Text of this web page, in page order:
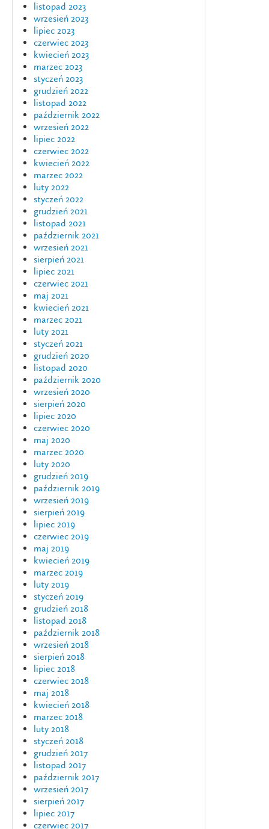
listopad 2023
wrzesień 2023
lipiec 2023
czerwiec 2023
kwiecień 2023
marzec 2023
styczeń 2023
grudzień 2022
listopad 2022
październik 2022
wrzesień 2022
lipiec 2022
czerwiec 2022
kwiecień 2022
marzec 2022
luty 2022
styczeń 2022
grudzień 2021
listopad 2021
październik 2021
wrzesień 2021
sierpień 2021
lipiec 2021
czerwiec 2021
maj 2021
kwiecień 2021
marzec 2021
luty 2021
styczeń 2021
grudzień 2020
listopad 2020
październik 2020
wrzesień 2020
sierpień 2020
lipiec 2020
czerwiec 2020
maj 2020
marzec 2020
luty 2020
grudzień 2019
październik 2019
wrzesień 2019
sierpień 2019
lipiec 2019
czerwiec 2019
maj 2019
kwiecień 2019
marzec 2019
luty 2019
styczeń 2019
grudzień 2018
listopad 2018
październik 2018
wrzesień 2018
sierpień 2018
lipiec 2018
czerwiec 2018
maj 2018
kwiecień 2018
marzec 2018
luty 2018
styczeń 2018
grudzień 2017
listopad 2017
październik 2017
wrzesień 2017
sierpień 2017
lipiec 2017
czerwiec 2017